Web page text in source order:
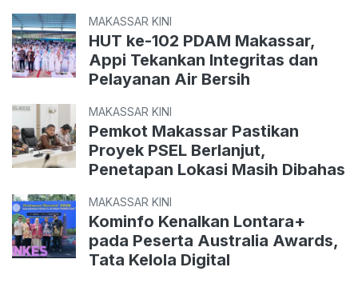
MAKASSAR KINI
HUT ke-102 PDAM Makassar,
Appi Tekankan Integritas dan
Pelayanan Air Bersih
MAKASSAR KINI
Pemkot Makassar Pastikan
Proyek PSEL Berlanjut,
Penetapan Lokasi Masih Dibahas
MAKASSAR KINI
Kominfo Kenalkan Lontara+
pada Peserta Australia Awards,
Tata Kelola Digital